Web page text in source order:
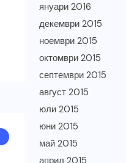
януари 2016
декември 2015
ноември 2015
октомври 2015
септември 2015
август 2015
юли 2015
юни 2015
май 2015
април 2015